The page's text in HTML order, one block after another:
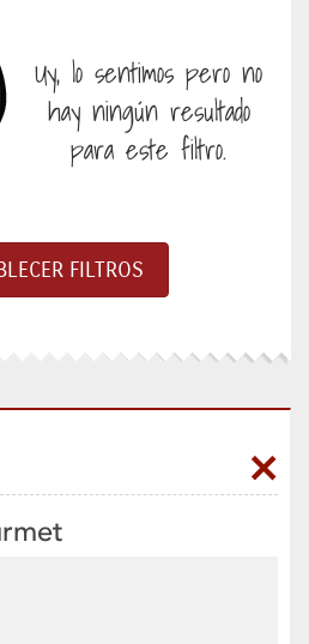
Uy, lo sentimos pero no
hay ningún resultado
para este filtro.